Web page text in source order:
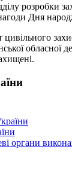
розробки
Дня
обласної
органи